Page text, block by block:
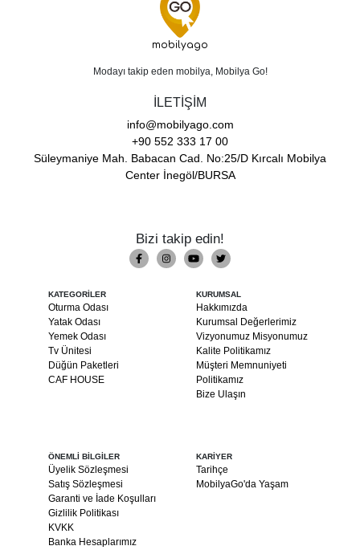
mobilyago
Modayı takip eden mobilya, Mobilya Go!
İLETİŞİM
info@mobilyago.com
+90 552 333 17 00
Süleymaniye Mah. Babacan Cad. No:25/D Kırcalı Mobilya
Center İnegöl/BURSA
Bizi takip edin!
KATEGORİLER
Oturma Odası
Yatak Odası
Yemek Odası
Tv Ünitesi
Düğün Paketleri
CAF HOUSE
KURUMSAL
Hakkımızda
Kurumsal Değerlerimiz
Vizyonumuz Misyonumuz
Kalite Politikamız
Müşteri Memnuniyeti
Politikamız
Bize Ulaşın
ÖNEMLİ BİLGİLER
Üyelik Sözleşmesi
Satış Sözleşmesi
Garanti ve İade Koşulları
Gizlilik Politikası
KVKK
Banka Hesaplarımız
KARİYER
Tarihçe
MobilyaGo'da Yaşam